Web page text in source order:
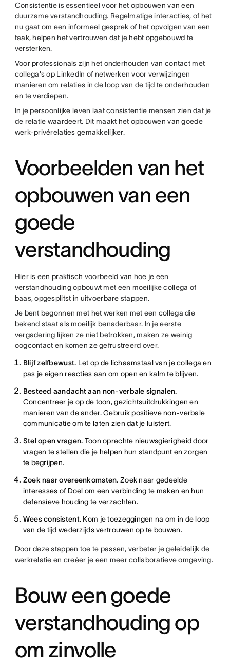
Consistentie is essentieel voor het opbouwen van een
duurzame verstandhouding. Regelmatige interacties, of het
nu gaat om een informeel gesprek of het opvolgen van een
taak, helpen het vertrouwen dat je hebt opgebouwd te
versterken.
Voor professionals zijn het onderhouden van contact met
collega's op LinkedIn of netwerken voor verwijzingen
manieren om relaties in de loop van de tijd te onderhouden
en te verdiepen.
In je persoonlijke leven laat consistentie mensen zien dat je
de relatie waardeert. Dit maakt het opbouwen van goede
werk-privérelaties gemakkelijker.
Voorbeelden van het
opbouwen van een
goede
verstandhouding
Hier is een praktisch voorbeeld van hoe je een
verstandhouding opbouwt met een moeilijke collega of
baas, opgesplitst in uitvoerbare stappen.
Je bent begonnen met het werken met een collega die
bekend staat als moeilijk benaderbaar. In je eerste
vergadering lijken ze niet betrokken, maken ze weinig
oogcontact en komen ze gefrustreerd over.
Blijf zelfbewust. Let op de lichaamstaal van je collega en
pas je eigen reacties aan om open en kalm te blijven.
Besteed aandacht aan non-verbale signalen.
Concentreer je op de toon, gezichtsuitdrukkingen en
manieren van de ander. Gebruik positieve non-verbale
communicatie om te laten zien dat je luistert.
Stel open vragen. Toon oprechte nieuwsgierigheid door
vragen te stellen die je helpen hun standpunt en zorgen
te begrijpen.
Zoek naar overeenkomsten. Zoek naar gedeelde
interesses of Doel om een verbinding te maken en hun
defensieve houding te verzachten.
Wees consistent. Kom je toezeggingen na om in de loop
van de tijd wederzijds vertrouwen op te bouwen.
Door deze stappen toe te passen, verbeter je geleidelijk de
werkrelatie en creëer je een meer collaboratieve omgeving.
Bouw een goede
verstandhouding op
om zinvolle